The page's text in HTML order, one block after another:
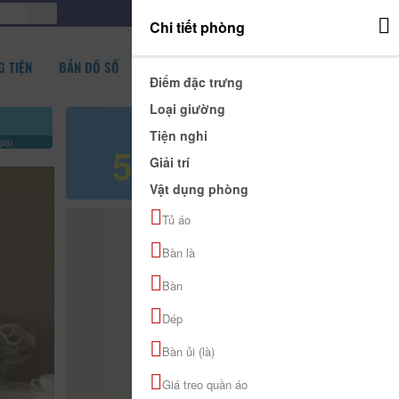
TIỆN BẢN ĐỒ SỐ
500.000 đ
Chi tiết phòng
Điểm đặc trưng
Loại giường
Tiện nghi
Giải trí
Vật dụng phòng
Tủ áo
Bàn là
Bàn
Dép
Bàn ủi (là)
Giá treo quần áo